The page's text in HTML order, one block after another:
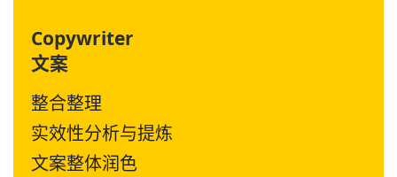
Copywriter
文案
整合整理
实效性分析与提炼
文案整体润色